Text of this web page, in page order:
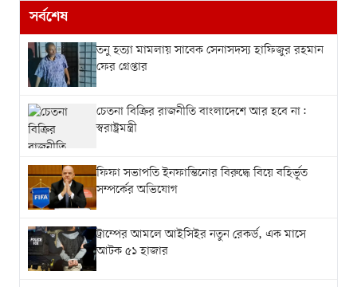
সর্বশেষ
তনু হত্যা মামলায় সাবেক সেনাসদস্য হাফিজুর রহমান
ফের গ্রেপ্তার
চেতনা বিক্রির রাজনীতি বাংলাদেশে আর হবে না:
স্বরাষ্ট্রমন্ত্রী
ফিফা সভাপতি ইনফান্তিনোর বিরুদ্ধে বিয়ে বহির্ভূত
সম্পর্কের অভিযোগ
ট্রাম্পের আমলে আইসিইর নতুন রেকর্ড, এক মাসে
আটক ৫১ হাজার